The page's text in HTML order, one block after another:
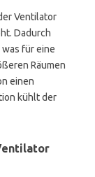
Ventilator
Dadurch
für eine
Räumen
einen
kühlt der